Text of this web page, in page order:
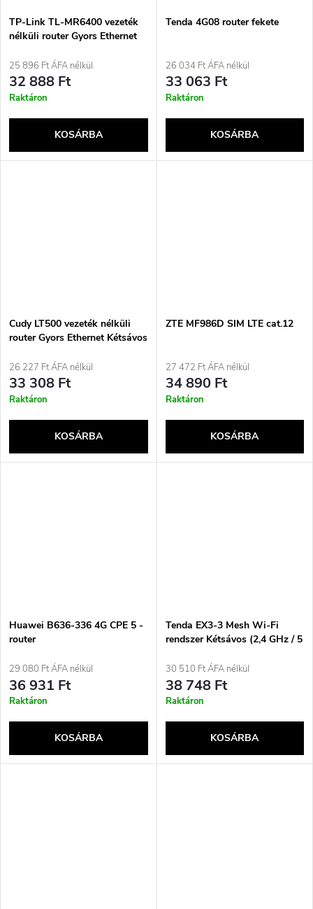
TP-Link TL-MR6400 vezeték
nélküli router Gyors Ethernet
25 896 Ft ÁFA nélkül
32 888 Ft
Raktáron
KOSÁRBA
Tenda 4G08 router fekete
26 034 Ft ÁFA nélkül
33 063 Ft
Raktáron
KOSÁRBA
Cudy LT500 vezeték nélküli
router Gyors Ethernet Kétsávos
26 227 Ft ÁFA nélkül
33 308 Ft
Raktáron
KOSÁRBA
ZTE MF986D SIM LTE cat.12
27 472 Ft ÁFA nélkül
34 890 Ft
Raktáron
KOSÁRBA
Huawei B636-336 4G CPE 5 -
router
29 080 Ft ÁFA nélkül
36 931 Ft
Raktáron
KOSÁRBA
Tenda EX3-3 Mesh Wi-Fi
rendszer Kétsávos (2,4 GHz / 5
1 Beltéri
30 510 Ft ÁFA nélkül
38 748 Ft
Raktáron
KOSÁRBA